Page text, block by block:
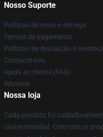
Nosso Suporte
Políticas de envio e entrega
Termos de pagamento
Políticas de devolução e
Contacte-nos
Ajuda ao cliente (FAQ)
Whosale
Nossa loja
Cada produto foi
classe mundial. Com tantos